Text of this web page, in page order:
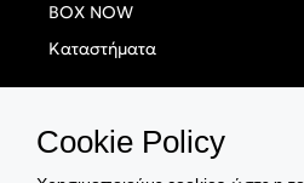
BOX NOW
Καταστήματα
Cookie Policy